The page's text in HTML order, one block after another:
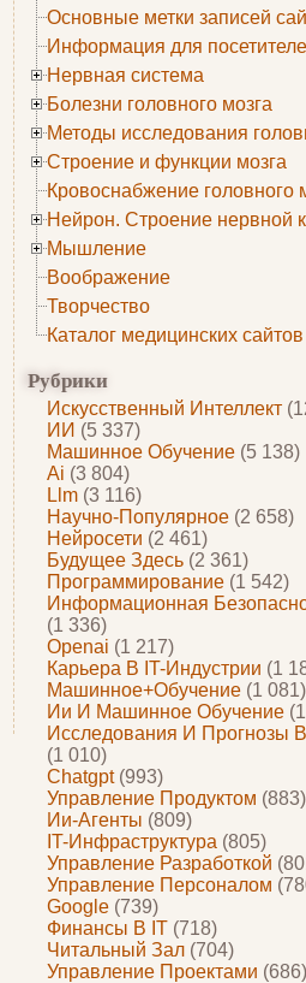
Основные метки записей
Информация для
Нервная система
Болезни головного мозга
Методы исследования
Строение и функции мозга
Кровоснабжение головного
Нейрон. Строение нервной
Мышление
Воображение
Творчество
Каталог медицинских сайтов
Рубрики
Искусственный Интеллект
ИИ (5 337)
Машинное Обучение (5 138)
Ai (3 804)
Llm (3 116)
Научно-Популярное (2 658)
Нейросети (2 461)
Будущее Здесь (2 361)
Программирование (1 542)
Информационная
(1 336)
Openai (1 217)
Карьера В IT-Индустрии (1
Машинное+обучение (1 081)
Ии И Машинное Обучение
Исследования И Прогнозы
(1 010)
Chatgpt(993)
Управление Продуктом (883)
Ии-Агенты (809)
IT-Инфраструктура (805)
Управление Разработкой
Управление Персоналом
Google (739)
Финансы В IT (718)
Читальный Зал (704)
Управление Проектами (686)